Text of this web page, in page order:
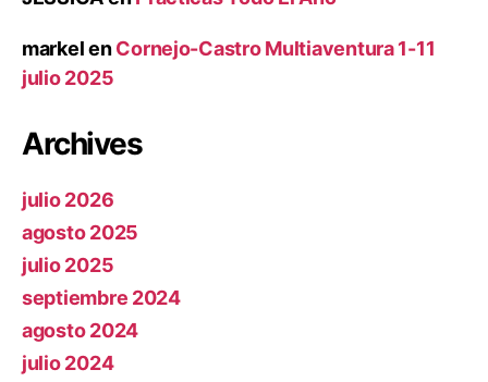
markelenCornejo-Castro Multiaventura 1-11
julio 2025
Archives
julio 2026
agosto 2025
julio 2025
septiembre 2024
agosto 2024
julio 2024